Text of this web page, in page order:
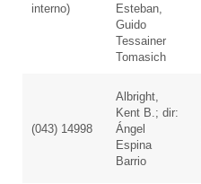
interno)
Esteban,
Guido
Tessainer
Tomasich
(043) 14998
Albright,
Kent B.; dir:
Ángel
Espina
Barrio